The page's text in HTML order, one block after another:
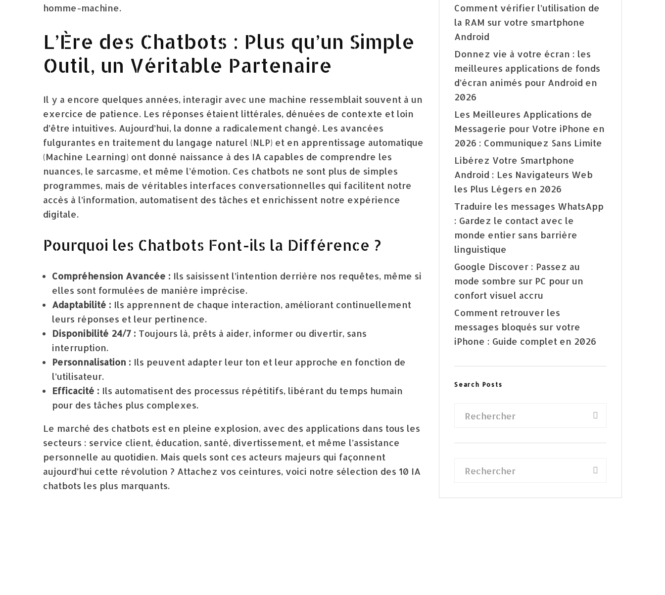
homme-machine.
L’Ère des Chatbots : Plus qu’un Simple
Outil, un Véritable Partenaire
Il y a encore quelques années, interagir avec une machine ressemblait souvent à un
exercice de patience. Les réponses étaient littérales, dénuées de contexte et loin
d’être intuitives. Aujourd’hui, la donne a radicalement changé. Les avancées
fulgurantes en traitement du langage naturel (NLP) et en apprentissage automatique
(Machine Learning) ont donné naissance à des IA capables de comprendre les
nuances, le sarcasme, et même l’émotion. Ces chatbots ne sont plus de simples
programmes, mais de véritables interfaces conversationnelles qui facilitent notre
accès à l’information, automatisent des tâches et enrichissent notre expérience
digitale.
Pourquoi les Chatbots Font-ils la Différence ?
Compréhension Avancée : Ils saisissent l’intention derrière nos requêtes, même si
elles sont formulées de manière imprécise.
Adaptabilité : Ils apprennent de chaque interaction, améliorant continuellement
leurs réponses et leur pertinence.
Disponibilité 24/7 : Toujours là, prêts à aider, informer ou divertir, sans
interruption.
Personnalisation : Ils peuvent adapter leur ton et leur approche en fonction de
l’utilisateur.
Efficacité : Ils automatisent des processus répétitifs, libérant du temps humain
pour des tâches plus complexes.
Le marché des chatbots est en pleine explosion, avec des applications dans tous les
secteurs : service client, éducation, santé, divertissement, et même l’assistance
personnelle au quotidien. Mais quels sont ces acteurs majeurs qui façonnent
aujourd’hui cette révolution ? Attachez vos ceintures, voici notre sélection des 10 IA
chatbots les plus marquants.
Comment vérifier l’utilisation de
la RAM sur votre smartphone
Android
Donnez vie à votre écran : les
meilleures applications de fonds
d’écran animés pour Android en
2026
Les Meilleures Applications de
Messagerie pour Votre iPhone en
2026 : Communiquez Sans Limite
Libérez Votre Smartphone
Android : Les Navigateurs Web
les Plus Légers en 2026
Traduire les messages WhatsApp
: Gardez le contact avec le
monde entier sans barrière
linguistique
Google Discover : Passez au
mode sombre sur PC pour un
confort visuel accru
Comment retrouver les
messages bloqués sur votre
iPhone : Guide complet en 2026
Search Posts